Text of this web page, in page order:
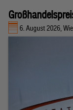
6. August 2026,